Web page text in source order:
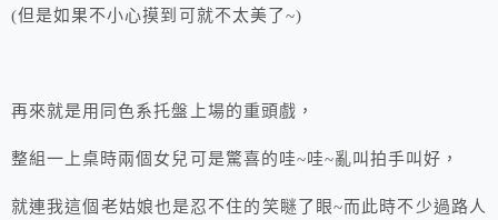
(但是如果不小心摸到可就不太美了~)
再來就是用同色系托盤上場的重頭戲，
整組一上桌時兩個女兒可是驚喜的哇~哇~亂叫拍手叫好，
就連我這個老姑娘也是忍不住的笑瞇了眼~而此時不少過路人